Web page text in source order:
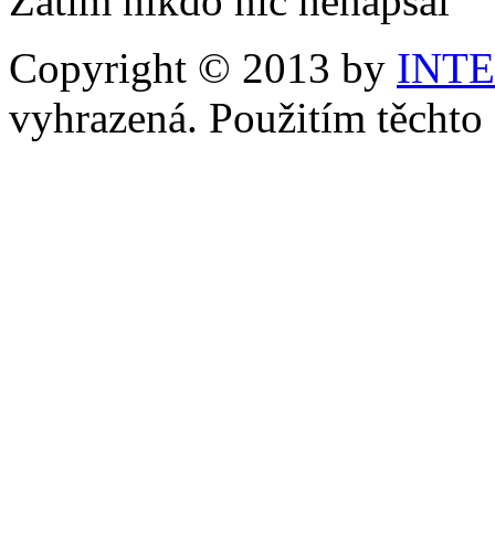
Copyright © 2013 by
vyhrazená. Použitím